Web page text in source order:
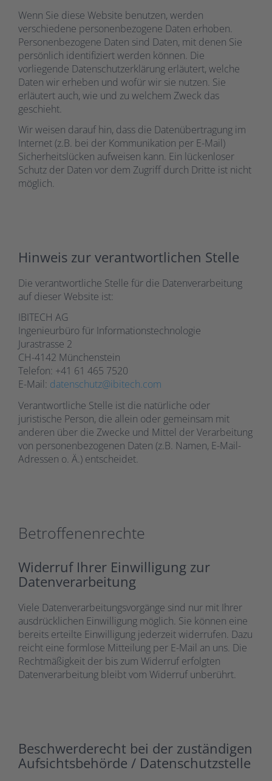
Wenn Sie diese Website benutzen, werden
verschiedene personenbezogene Daten erhoben.
Personenbezogene Daten sind Daten, mit denen Sie
persönlich identifiziert werden können. Die
vorliegende Datenschutzerklärung erläutert, welche
Daten wir erheben und wofür wir sie nutzen. Sie
erläutert auch, wie und zu welchem Zweck das
geschieht.
Wir weisen darauf hin, dass die Datenübertragung im
Internet (z.B. bei der Kommunikation per E-Mail)
Sicherheitslücken aufweisen kann. Ein lückenloser
Schutz der Daten vor dem Zugriff durch Dritte ist nicht
möglich.
Hinweis zur verantwortlichen Stelle
Die verantwortliche Stelle für die Datenverarbeitung
auf dieser Website ist:
IBITECH AG
Ingenieurbüro für Informationstechnologie
Jurastrasse 2
CH-4142 Münchenstein
Telefon: +41 61 465 7520
E-Mail: datenschutz@ibitech.com
Verantwortliche Stelle ist die natürliche oder
juristische Person, die allein oder gemeinsam mit
anderen über die Zwecke und Mittel der Verarbeitung
von personenbezogenen Daten (z.B. Namen, E-Mail-
Adressen o. Ä.) entscheidet.
Betroffenenrechte
Widerruf Ihrer Einwilligung zur
Datenverarbeitung
Viele Datenverarbeitungsvorgänge sind nur mit Ihrer
ausdrücklichen Einwilligung möglich. Sie können eine
bereits erteilte Einwilligung jederzeit widerrufen. Dazu
reicht eine formlose Mitteilung per E-Mail an uns. Die
Rechtmäßigkeit der bis zum Widerruf erfolgten
Datenverarbeitung bleibt vom Widerruf unberührt.
Beschwerderecht bei der zuständigen
Aufsichtsbehörde / Datenschutzstelle